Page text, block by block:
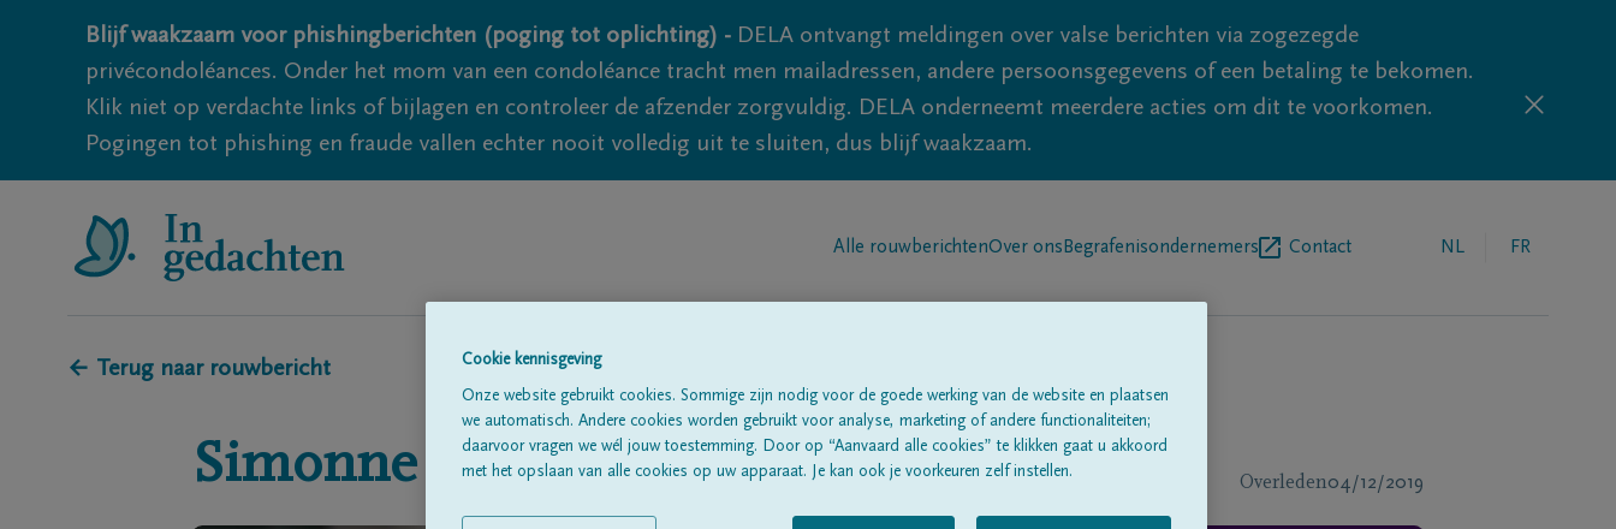
Blijf waakzaam voor phishingberichten (poging tot oplichting) - DELA ontvangt meldingen over valse berichten via zogezegde
privécondoléances. Onder het mom van een condoléance tracht men mailadressen, andere persoonsgegevens of een betaling te bekomen.
Klik niet op verdachte links of bijlagen en controleer de afzender zorgvuldig. DELA onderneemt meerdere acties om dit te voorkomen.
Pogingen tot phishing en fraude vallen echter nooit volledig uit te sluiten, dus blijf waakzaam.
Alle rouwberichtenOver ons Begrafenisondernemers Contact NL FR
← Terug naar rouwbericht
Simonne Van Laethem Overleden04/12/2019
Cookie kennisgeving
Onze website gebruikt cookies. Sommige zijn nodig voor de goede werking van de website en plaatsen
we automatisch. Andere cookies worden gebruikt voor analyse, marketing of andere functionaliteiten;
daarvoor vragen we wél jouw toestemming. Door op “Aanvaard alle cookies” te klikken gaat u akkoord
met het opslaan van alle cookies op uw apparaat. Je kan ook je voorkeuren zelf instellen.